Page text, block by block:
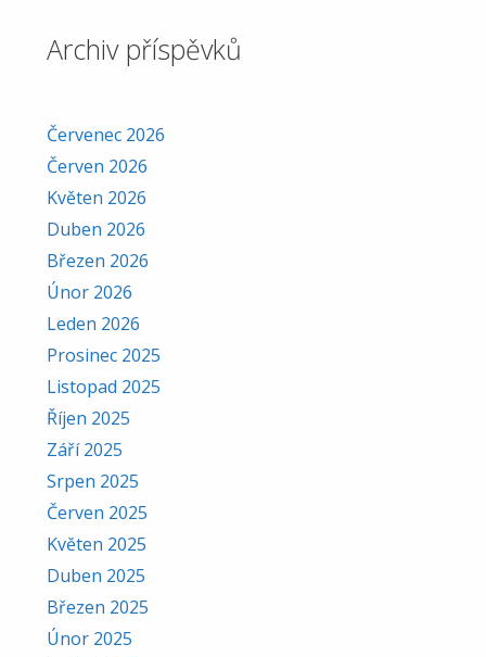
Archiv příspěvků
Červenec 2026
Červen 2026
Květen 2026
Duben 2026
Březen 2026
Únor 2026
Leden 2026
Prosinec 2025
Listopad 2025
Říjen 2025
Září 2025
Srpen 2025
Červen 2025
Květen 2025
Duben 2025
Březen 2025
Únor 2025